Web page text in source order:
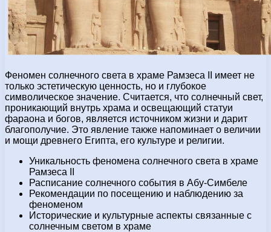
Феномен солнечного света в храме Рамзеса II имеет не
только эстетическую ценность, но и глубокое
символическое значение. Считается, что солнечный свет,
проникающий внутрь храма и освещающий статуи
фараона и богов, является источником жизни и дарит
благополучие. Это явление также напоминает о величии
и мощи древнего Египта, его культуре и религии.
Уникальность феномена солнечного света в храме
Рамзеса II
Расписание солнечного события в Абу-Симбеле
Рекомендации по посещению и наблюдению за
феноменом
Исторические и культурные аспекты связанные с
солнечным светом в храме